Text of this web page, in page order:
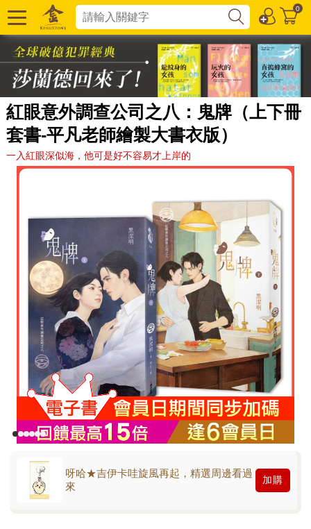
0
紅眼意外調查公司之八：鬼牌（上下冊
套書-平凡老師繪製大書衣版）
一入紅眼深似海，他可是好不容易才上岸的
呀哈★吉伊卡哇旋風再起，精選周邊看過
來
加購